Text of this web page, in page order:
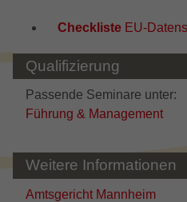
Checkliste EU-
Qualifizierung
Passende Seminare unter:
Führung & Management
Weitere Informationen
Amtsgericht Mannheim